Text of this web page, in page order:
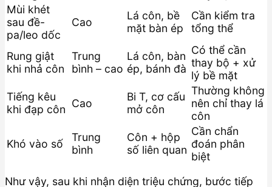
Mùi khét
sau đề-
pa/leo dốc
Cao
Lá côn, bề
mặt bàn ép
Cần kiểm tra
tổng thể
Rung giật
khi nhả côn
Trung
bình – cao
Lá côn, bàn
ép, bánh đà
Có thể cần
thay bộ + xử
lý bề mặt
Tiếng kêu
khi đạp côn Cao
Bi T, cơ cấu
mở côn
Thường không
nên chỉ thay lá
côn
Khó vào số
Trung
bình
Côn + hộp
số liên quan
Cần chẩn
đoán phân
biệt
Như vậy, sau khi nhận diện triệu chứng, bước tiếp